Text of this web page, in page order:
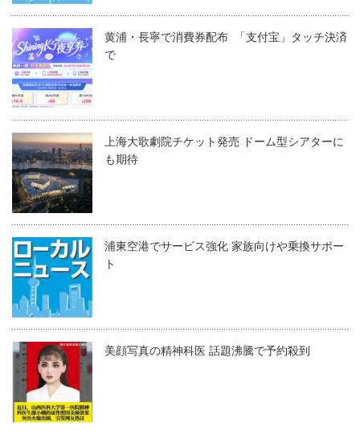
黄浦・長寧で消費券配布 「支付宝」タッチ決済
で
上海大歌劇院チケット発売 ドーム型シアターに
も期待
浦東空港でサービス強化 家族向けや乗換サポー
ト
美顔写真の精神科医 話題沸騰で予約殺到